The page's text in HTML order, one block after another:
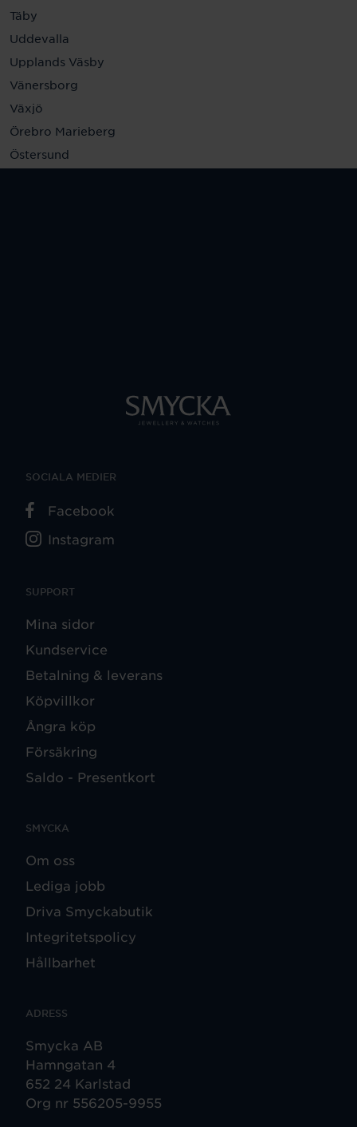
Täby
Uddevalla
Upplands Väsby
Vänersborg
Växjö
Örebro Marieberg
Östersund
SUPPORT
Mina sidor
Kundservice
Betalning & leverans
Köpvillkor
Ångra köp
Försäkring
Saldo - Presentkort
SMYCKA
Om oss
Lediga jobb
Driva Smyckabutik
Integritetspolicy
Hållbarhet
ADRESS
Smycka AB
Hamngatan 4
652 24 Karlstad
Org nr 556205-9955
SOCIALA MEDIER
Facebook
Instagram